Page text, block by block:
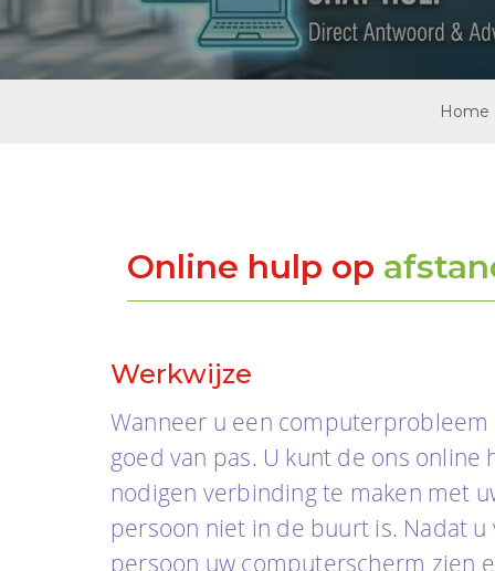
t
Home
Online hulp op
Werkwijze
Wanneer u een
goed van pas. U kunt de ons
nodigen verbinding te maken met
persoon niet in de buurt is. Nadat
persoon uw computerscherm zien